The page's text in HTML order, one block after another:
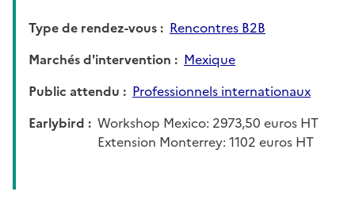
Type de rendez-vous
Rencontres B2B
Marchés d'intervention
Mexique
Public attendu
Professionnels internationaux
Earlybird
Workshop Mexico: 2973,50 euros HT
Extension Monterrey: 1102 euros HT